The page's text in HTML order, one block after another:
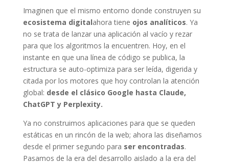
Imaginen que el mismo entorno donde construyen su
ecosistema digitalahora tiene ojos analíticos. Ya
no se trata de lanzar una aplicación al vacío y rezar
para que los algoritmos la encuentren. Hoy, en el
instante en que una línea de código se publica, la
estructura se auto-optimiza para ser leída, digerida y
citada por los motores que hoy controlan la atención
global: desde el clásico Google hasta Claude,
ChatGPT y Perplexity.
Ya no construimos aplicaciones para que se queden
estáticas en un rincón de la web; ahora las diseñamos
desde el primer segundo para ser encontradas.
Pasamos de la era del desarrollo aislado a la era del